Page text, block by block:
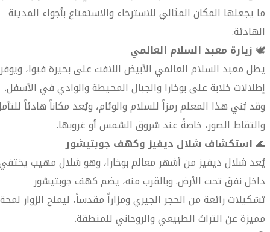
ما يجعلها المكان المثالي للاسترخاء والاستمتاع بأجواء المدينة
الهادئة.
🕊️زيارة معبد السلام العالمي
يطل معبد السلام العالمي الأبيض اللافت على بحيرة فيوا، ويوفر
إطلالات خلابة على بوخارا والجبال المحيطة والوادي في الأسفل.
وقد بُني هذا المعلم رمزاً للسلام والوئام، ويُعد مكاناً هادئاً
والتقاط الصور، خاصةً عند شروق الشمس أو غروبها.
🌊استكشاف شلال ديفيز وكهف جوبتيشور
يُعد شلال ديفيز من أشهر معالم بوخارا، وهو شلال مهيب
داخل نفق تحت الأرض. وبالقرب منه، يضم كهف جوبتيشور
تشكيلات رائعة من الحجر الجيري ومزاراً مقدساً، ليمنح الزوار لمحة
مميزة عن التراث الطبيعي والروحاني للمنطقة.